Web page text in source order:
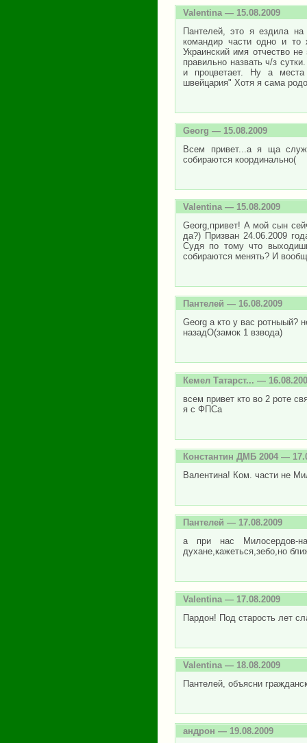
Valentina— 15.08.2009
Пантелей, это я ездила
командир части одно и
Украинский имя отчество
правильно назвать ч/з
и процветает. Ну а
швейцария" Хотя я сама
Georg — 15.08.2009
Всем привет...а я ща
собираются координально(
Valentina— 15.08.2009
Georg,привет! А мой сын
да?) Призван 24.06.2009
Судя по тому что
собираются менять? И
Пантелей — 16.08.2009
Georg а кто у вас ротныый?
назадО(замок 1 взвода)
Кемел Татарст... —
всем привет кто во 2 роте
я с ФПСа
Константин ДМБ 2004 —
Валентина! Ком. части не
Пантелей — 17.08.2009
а при нас Милосердов-
духане,кажеться,зебо,но
Valentina — 17.08.2009
Пардон! Под старость лет
Valentina— 18.08.2009
Пантелей, объясни
андрон — 19.08.2009